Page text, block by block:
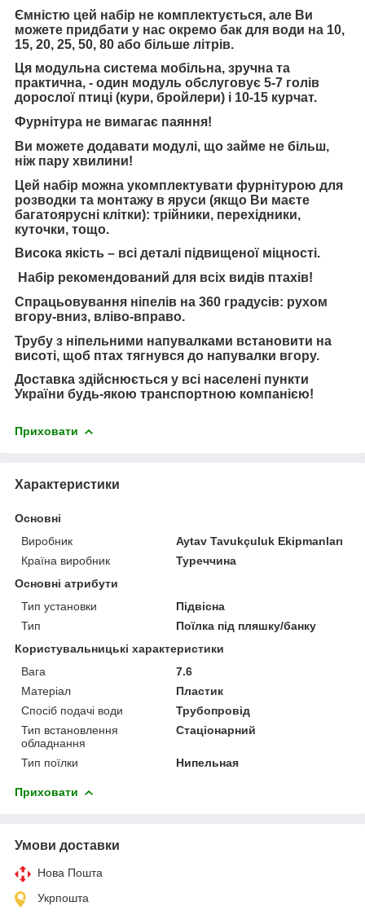
Ємністю цей набір не комплектується, але Ви
можете придбати у нас окремо бак для води на 10,
15, 20, 25, 50, 80 або більше літрів.
Ця модульна система мобільна, зручна та
практична, - один модуль обслуговує 5-7 голів
дорослої птиці (кури, бройлери) і 10-15 курчат.
Фурнітура не вимагає паяння!
Ви можете додавати модулі, що займе не більш,
ніж пару хвилини!
Цей набір можна укомплектувати фурнітурою для
розводки та монтажу в яруси (якщо Ви маєте
багатоярусні клітки): трійники, перехідники,
куточки, тощо.
Висока якість – всі деталі підвищеної міцності.
Набір рекомендований для всіх видів птахів!
Спрацьовування ніпелів на 360 градусів: рухом
вгору-вниз, вліво-вправо.
Трубу з ніпельними напувалками встановити на
висоті, щоб птах тягнувся до напувалки вгору.
Доставка здійснюється у всі населені пункти
України будь-якою транспортною компанією!
Приховати
Характеристики
Основні
Виробник
Aytav Tavukçuluk Ekipmanları
Країна виробник
Туреччина
Основні атрибути
Тип установки
Підвісна
Тип
Поїлка під пляшку/банку
Користувальницькі характеристики
Вага
7.6
Матеріал
Пластик
Спосіб подачі води
Трубопровід
Тип встановлення
обладнання
Стаціонарний
Тип поїлки Нипельная
Приховати
Умови доставки
Нова Пошта
Укрпошта